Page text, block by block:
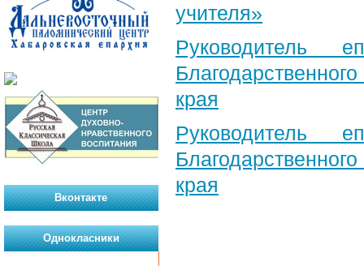
учителя»
Руководитель
края
Руководитель
края
Вконтакте
Однокласники